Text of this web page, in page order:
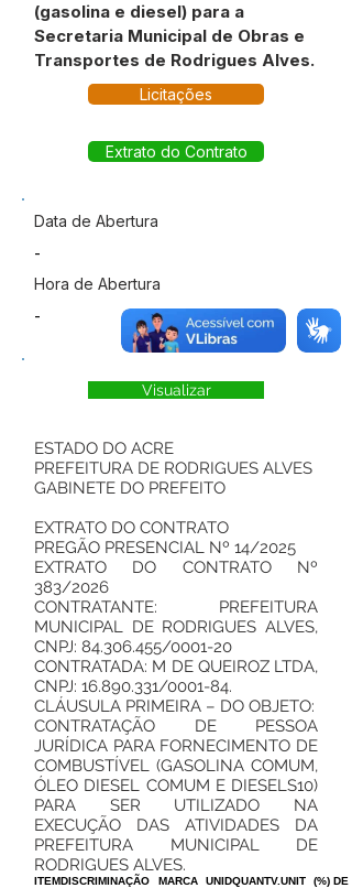
(gasolina e diesel) para a
Secretaria Municipal de Obras e
Transportes de Rodrigues Alves.
Licitações
Extrato do Contrato
Data de Abertura
-
Hora de Abertura
-
Visualizar
ESTADO DO ACRE
PREFEITURA DE RODRIGUES ALVES
GABINETE DO PREFEITO
EXTRATO DO CONTRATO
PREGÃO PRESENCIAL Nº 14/2025
EXTRATO DO CONTRATO Nº
383/2026
CONTRATANTE: PREFEITURA
MUNICIPAL DE RODRIGUES ALVES,
CNPJ: 84.306.455/0001-20
CONTRATADA: M DE QUEIROZ LTDA,
CNPJ: 16.890.331/0001-84.
CLÁUSULA PRIMEIRA – DO OBJETO:
CONTRATAÇÃO DE PESSOA
JURÍDICA PARA FORNECIMENTO DE
COMBUSTÍVEL (GASOLINA COMUM,
ÓLEO DIESEL COMUM E DIESELS10)
PARA SER UTILIZADO NA
EXECUÇÃO DAS ATIVIDADES DA
PREFEITURA MUNICIPAL DE
RODRIGUES ALVES.
ITEMDISCRIMINAÇÃO
MARCA UNIDQUANTV.UNIT
(%) DE